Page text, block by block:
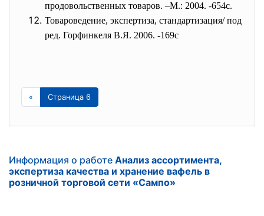
продовольственных товаров. –М.: 2004. -654с.
Товароведение, экспертиза, стандартизация/ под
ред. Горфинкеля В.Я. 2006. -169с
« Страница 6
Информация о работе Анализ ассортимента,
экспертиза качества и хранение вафель в
розничной торговой сети «Сампо»